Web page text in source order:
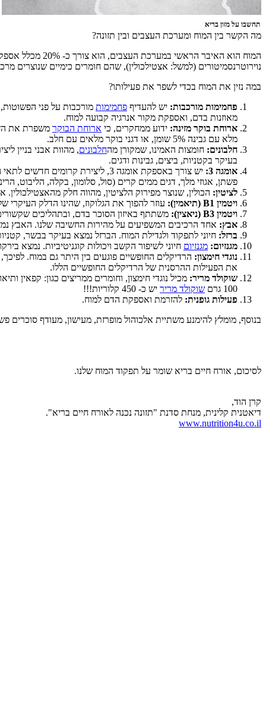
תחשבו על מזון בריא
מה הקשר בין המוח ומערכת העצבים ובין תזונה?
המוח הוא
נוירוטרנסמיטורים (למשל: אצטילכולין), שהם חומרים כימיים שנוצרים
במה נזין את המוח בכדי לשפר את פעילותו?
פחמימות מורכבות: יש להעדיף פחמימות מורכבות על פני
מאוזנות בדם, ואספקת מקור אנרגיה קבועה למוח.
ארוחת בוקר מזינה: ידוע ממחקרים, כי ארוחת הבוקר משפרת את
מלא עם גבינה 5% שומן, או דגני בוקר מלאים עם חלב.
חלבונים: חומצות האמינו, שמקורן מהחלבונים, מהוות אבני בניין
בעיקר בקטניות, ביצים, גבינות ודגים.
אומגה 3:
פשתן, אגוזי מלך, דגים ממים קרים (סול, סלומון, בקלה, הליבוט,
לציטין: הכולין, שנוצר מפירוק הלציטין, מהווה חלק מהאצטילכולין.
ויטמין B1 (תיאמין):
עוזר להפוך את הגלוקוז, שהינו הדלק העיקרי
ויטמין B3 (ניאצין):
משתתף באיזון הסוכר בדם, ובתהליכים
אבץ: אחד הרכיבים המשפיעים על מהירות החשיבה שלנו. האבץ
ברזל: חיוני לתפקוד ולגדילת המוח. הברזל נמצא בעיקר בבשר,
מגנזיום: מגנזיום חיוני לשיפור הקשב ויכולות קוגניטיביות. נמצא
נוגדי חימצון: הרדיקלים החופשיים פוגעים בין היתר גם במוח.
את הפעילות ההרסנית של הרדיקלים החופשיים הללו.
שוקולד מריר: מכיל נוגדי חימצון, וחומרים ממריצים כגון: קפאין
100 גרם
שוקולד מריר יש כ- 450 קלוריות!!!
פעילות גופנית: להזרמת ואספקת הדם למוח.
בנוסף, מומלץ להימנע משתיית אלכוהול מופרזת, מעישון, מעודף סוכרים
לסיכום, אורח חיים בריא שומר על תפקוד המוח שלנו.
קרן הוד,
דיאטנית קלינית, מנחת סדנת "תזונה נכנה לאורח חיים בריא".
www.nutrition4u.co.il